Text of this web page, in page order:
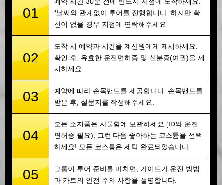
01
*날씨와 관계없이 투어를 진행합니다. 하지만 확
신이 없을 경우 지점에 연락해주세요.
02
도착 시 예약과 시간을 계산원에게 제시하세요.
확인 후, 유효한 운전면허증 및 신분증(여권)을 제
시하세요.
03
예약에 따라 손목밴드를 제공합니다. 손목밴드를
받은 후, 설문지를 작성해주세요.
04
모든 소지품은 사물함에 보관하세요 (ID와 운전
면허증 필요). 그런 다음 좋아하는 코스튬을 선택
하세요! 모든 코스튬은 세탁 완료되었습니다.
05
그룹이 투어 준비를 마치면, 가이드가 운전 방법
과 카트의 안전 주의 사항을 설명합니다.